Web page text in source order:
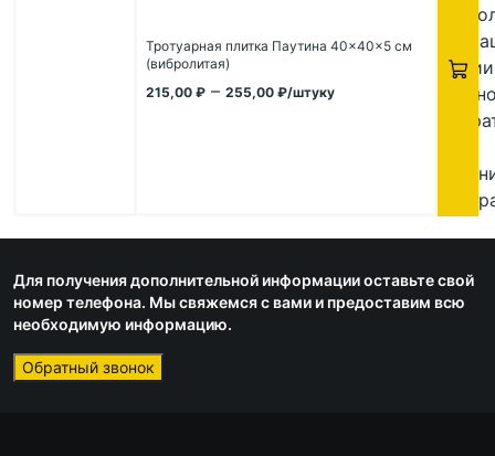
Тротуарная плитка Паутина 40×40×5 см
(вибролитая)
215,00₽ –255,00₽/штуку
Опции
Для получения дополнительной информации оставьте свой
номер телефона. Мы свяжемся с вами и предоставим всю
необходимую информацию.
Обратный звонок